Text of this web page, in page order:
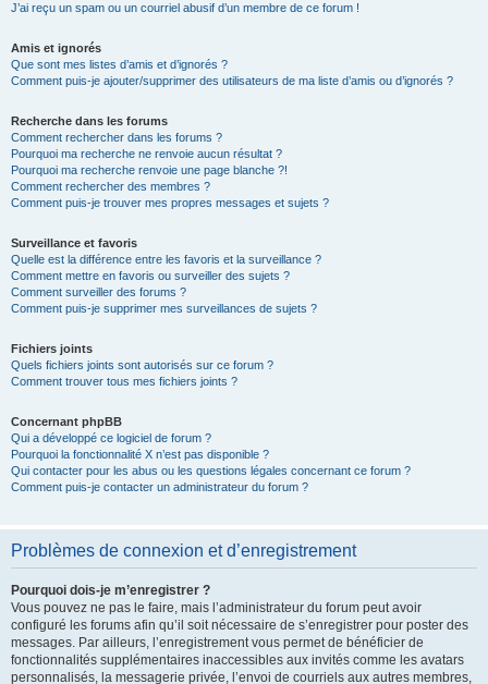
J’ai reçu un spam ou un courriel abusif d’un membre de ce forum !
Amis et ignorés
Que sont mes listes d’amis et d’ignorés ?
Comment puis-je ajouter/supprimer des utilisateurs de ma liste d’amis ou d’ignorés ?
Recherche dans les forums
Comment rechercher dans les forums ?
Pourquoi ma recherche ne renvoie aucun résultat ?
Pourquoi ma recherche renvoie une page blanche ?!
Comment rechercher des membres ?
Comment puis-je trouver mes propres messages et sujets ?
Surveillance et favoris
Quelle est la différence entre les favoris et la surveillance ?
Comment mettre en favoris ou surveiller des sujets ?
Comment surveiller des forums ?
Comment puis-je supprimer mes surveillances de sujets ?
Fichiers joints
Quels fichiers joints sont autorisés sur ce forum ?
Comment trouver tous mes fichiers joints ?
Concernant phpBB
Qui a développé ce logiciel de forum ?
Pourquoi la fonctionnalité X n’est pas disponible ?
Qui contacter pour les abus ou les questions légales concernant ce forum ?
Comment puis-je contacter un administrateur du forum ?
Problèmes de connexion et d’enregistrement
Pourquoi dois-je m’enregistrer ?
Vous pouvez ne pas le faire, mais l’administrateur du forum peut avoir
configuré les forums afin qu’il soit nécessaire de s’enregistrer pour poster des
messages. Par ailleurs, l’enregistrement vous permet de bénéficier de
fonctionnalités supplémentaires inaccessibles aux invités comme les avatars
personnalisés, la messagerie privée, l’envoi de courriels aux autres membres,